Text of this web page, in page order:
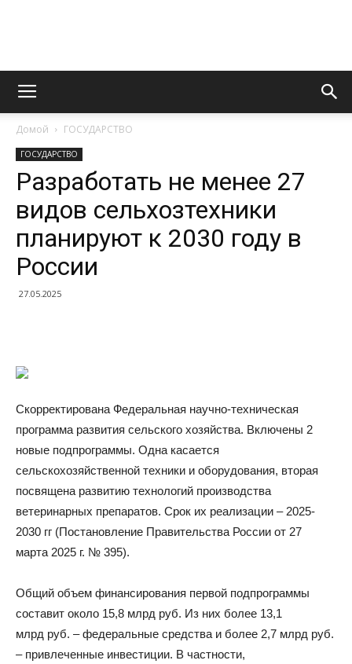
Информационно
портал
Домой ГОСУДАРСТВО
ГОСУДАРСТВО
Разработать не менее 27
видов сельхозтехники
планируют к 2030 году в
России
27.05.2025
Скорректирована Федеральная научно-техническая
программа развития сельского хозяйства. Включены 2
новые подпрограммы. Одна касается
сельскохозяйственной техники и оборудования, вторая
посвящена развитию технологий производства
ветеринарных препаратов. Срок их реализации – 2025-
2030 гг (Постановление Правительства России от 27
марта 2025 г. № 395).
Общий объем финансирования первой подпрограммы
составит около 15,8 млрд руб. Из них более 13,1
млрд руб. – федеральные средства и более 2,7 млрд руб.
– привлеченные инвестиции. В частности,